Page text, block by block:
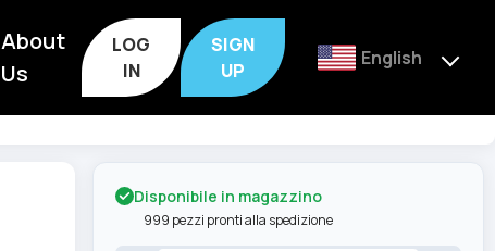
About
Us
LOG
IN
SIGN
UP
English
Disponibile in magazzino
999 pezzi pronti alla spedizione